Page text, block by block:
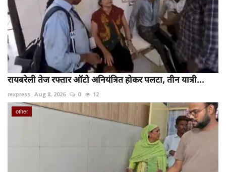
रायबरेली तेज रफ्तार ऑटो अनियंत्रित होकर पलटा, तीन यात्री...
rexpress Aug 8, 2026 0 12
other